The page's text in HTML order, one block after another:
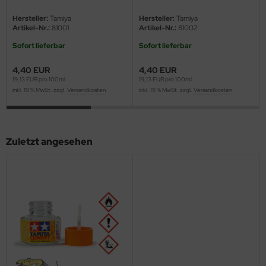
Hersteller: Tamiya
Artikel-Nr.: 81001
Sofort lieferbar
4,40 EUR
19,13 EUR pro 100ml
inkl. 19 % MwSt. zzgl. Versandkosten
Hersteller: Tamiya
Artikel-Nr.: 81002
Sofort lieferbar
4,40 EUR
19,13 EUR pro 100ml
inkl. 19 % MwSt. zzgl. Versandkosten
Zuletzt angesehen
Model
Collections
Hawk Model
Factory